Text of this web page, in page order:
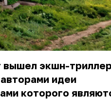
вышел экшн-
идеи
которого